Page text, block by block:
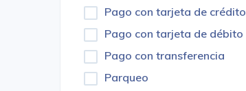
Pago con tarjeta de crédito
Pago con tarjeta de débito
Pago con transferencia
Parqueo